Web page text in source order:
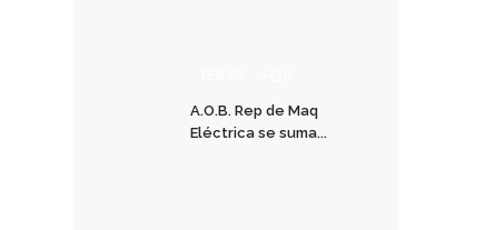
A.O.B. Rep de Maq
Eléctrica se suma...